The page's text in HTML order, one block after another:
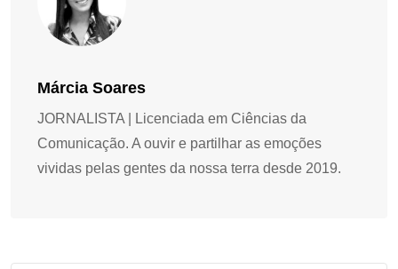
Márcia Soares
JORNALISTA | Licenciada em Ciências da
Comunicação. A ouvir e partilhar as emoções
vividas pelas gentes da nossa terra desde 2019.